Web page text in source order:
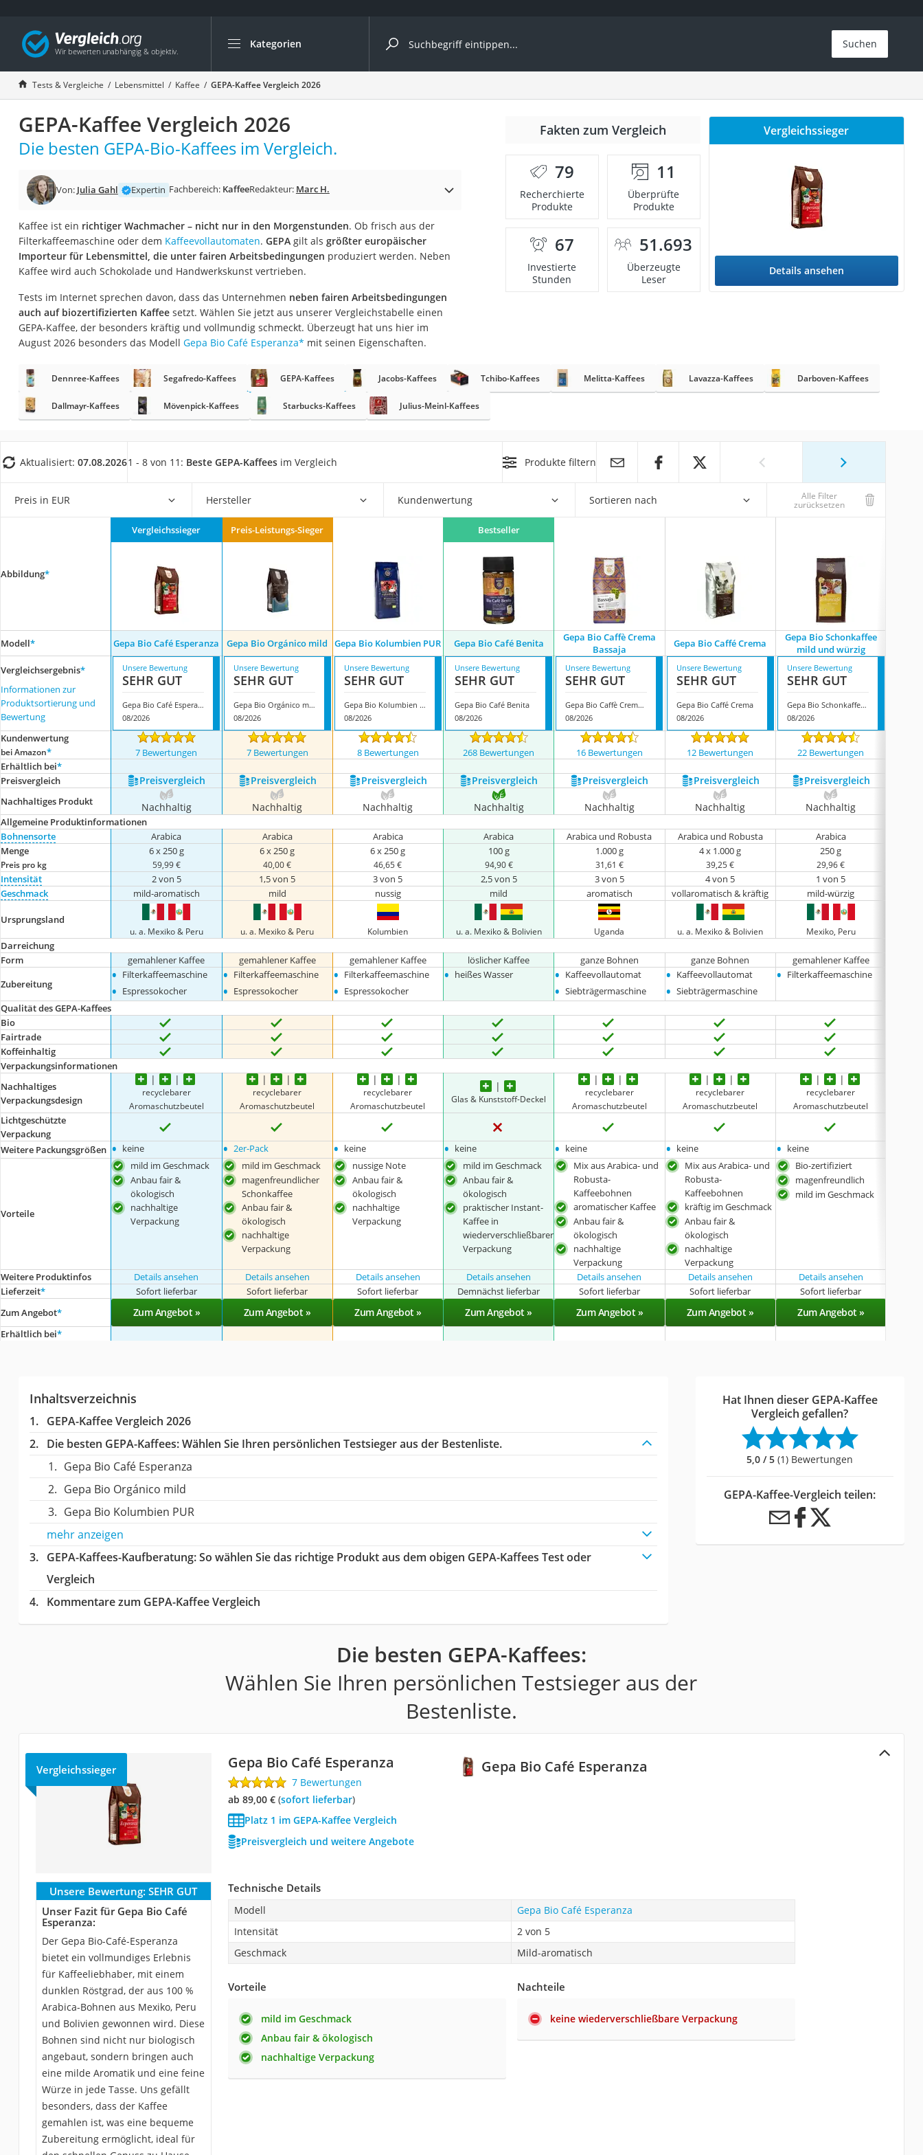
Kategorien
Die beliebtesten Vergleiche nach Kategorie
Lebensmittel
Schwarzkümmelöl
Knäckebrot
Schwarzkümmelöl-Kapseln
Eiklar
Balsamico-Essig
Schwarzkümmelöl bio
Sardinen
Honig
Gemüsebrühe
Eiskaffee-Pulver
Grapefruitkernextrakt
Matcha-Set
Erythrit
Müsli ohne Zuckerzusatz
Service
Suchen
Tests & Vergleiche Lebensmittel Kaffee GEPA-Kaffee Vergleich 2026
GEPA-Kaffee Vergleich 2026
Die besten GEPA-Bio-Kaffees im Vergleich.
Von: Julia Gahl Expertin Fachbereich: KaffeeRedakteur: Marc H.
Kaffee ist ein richtiger Wachmacher – nicht nur in den Morgenstunden. Ob frisch aus der
Filterkaffeemaschine oder dem Kaffeevollautomaten. GEPAgilt als größter europäischer
Importeur für Lebensmittel, die unter fairen Arbeitsbedingungen produziert werden. Neben
Kaffee wird auch Schokolade und Handwerkskunst vertrieben.
Tests im Internet sprechen davon, dass das Unternehmen neben fairen Arbeitsbedingungen
auch auf biozertifizierten Kaffeesetzt. Wählen Sie jetzt aus unserer Vergleichstabelle einen
GEPA-Kaffee, der besonders kräftig und vollmundig schmeckt. Überzeugt hat uns hier im
August 2026 besonders das Modell Gepa Bio Café Esperanza* mit seinen Eigenschaften.
Fakten zum Vergleich
79
Recherchierte
Produkte
11
Überprüfte
Produkte
67
Investierte
Stunden
51.693
Überzeugte
Leser
Vergleichssieger
Details ansehen
Dennree-Kaffees Segafredo-Kaffees GEPA-Kaffees Jacobs-Kaffees Tchibo-Kaffees Melitta-Kaffees Lavazza-Kaffees Darboven-Kaffees
Dallmayr-Kaffees Mövenpick-Kaffees Starbucks-Kaffees Julius-Meinl-Kaffees
Aktualisiert: 07.08.20261 - 8 von 11: Beste GEPA-Kaffees im Vergleich Produkte filtern
Preis in EUR Hersteller Kundenwertung Sortieren nach Alle Filter
zurücksetzen
Abbildung*
Vergleichssieger Preis-Leistungs-Sieger Bestseller
Modell* Gepa Bio Café Esperanza Gepa Bio Orgánico mild Gepa Bio Kolumbien PUR Gepa Bio Café Benita
Gepa Bio Caffè Crema
Bassaja
Gepa Bio Caffé Crema
Gepa Bio Schonkaffee
mild und würzig
Vergleichsergebnis*
Informationen zur
Produktsortierung und
Bewertung
Unsere Bewertung
SEHR GUT
Gepa Bio Café Esperanza
08/2026
Unsere Bewertung
SEHR GUT
Gepa Bio Orgánico mild
08/2026
Unsere Bewertung
SEHR GUT
Gepa Bio Kolumbien PUR
08/2026
Unsere Bewertung
SEHR GUT
Gepa Bio Café Benita
08/2026
Unsere Bewertung
SEHR GUT
Gepa Bio Caffè Crema Bassaja
08/2026
Unsere Bewertung
SEHR GUT
Gepa Bio Caffé Crema
08/2026
Unsere Bewertung
SEHR GUT
Gepa Bio Schonkaffee mild und würzig
08/2026
Kundenwertung
bei Amazon* 7 Bewertungen 7 Bewertungen 8 Bewertungen 268 Bewertungen 16 Bewertungen 12 Bewertungen 22 Bewertungen
Erhältlich bei*
Preis­vergleich
Preis­vergleich Preis­vergleich Preis­vergleich Preis­vergleich Preis­vergleich Preis­vergleich Preis­vergleich
Nachhaltiges Produkt Nachhaltig Nachhaltig Nachhaltig Nachhaltig Nachhaltig Nachhaltig Nachhaltig
Allgemeine Produktinformationen
Bohnensorte
Arabica Arabica Arabica Arabica Arabica und Robusta Arabica und Robusta Arabica
Menge
Preis pro kg
6 x 250 g
59,99 €
6 x 250 g
40,00 €
6 x 250 g
46,65 €
100 g
94,90 €
1.000 g
31,61 €
4 x 1.000 g
39,25 €
250 g
29,96 €
Intensität 2 von 5 1,5 von 5 3 von 5 2,5 von 5 3 von 5 4 von 5
1 von 5
Geschmack
mild-aromatisch mild nussig mild aromatisch vollaromatisch & kräftig mild-würzig
Ursprungsland
u. a. Mexiko & Peru u. a. Mexiko & Peru Kolumbien u. a. Mexiko & Bolivien Uganda u. a. Mexiko & Bolivien Mexiko, Peru
Darreichung
Form
gemahlener Kaffee gemahlener Kaffee gemahlener Kaffee löslicher Kaffee ganze Bohnen ganze Bohnen gemahlener Kaffee
Zubereitung
• Filterkaffeemaschine
• Espressokocher
• Filterkaffeemaschine
• Espressokocher
• Filterkaffeemaschine
• Espressokocher
• heißes Wasser • Kaffeevollautomat
• Siebträgermaschine
• Kaffeevollautomat
• Siebträgermaschine
• Filterkaffeemaschine
Qualität des GEPA-Kaffees
Bio
Fairtrade
Koffeinhaltig
Verpackungsinformationen
Nachhaltiges
Verpackungsdesign
recyclebarer
Aromaschutzbeutel
recyclebarer
Aromaschutzbeutel
recyclebarer
Aromaschutzbeutel
Glas & Kunststoff-Deckel
recyclebarer
Aromaschutzbeutel
recyclebarer
Aromaschutzbeutel
recyclebarer
Aromaschutzbeutel
Lichtgeschützte
Verpackung
Weitere Packungsgrößen • keine • 2er-Pack • keine • keine • keine • keine • keine
Vorteile
mild im Geschmack
Anbau fair &
ökologisch
nachhaltige
Verpackung
mild im Geschmack
magenfreundlicher
Schonkaffee
Anbau fair &
ökologisch
nachhaltige
Verpackung
nussige Note
Anbau fair &
ökologisch
nachhaltige
Verpackung
mild im Geschmack
Anbau fair &
ökologisch
praktischer Instant-
Kaffee in
wiederverschließbarer
Verpackung
Mix aus Arabica- und
Robusta-
Kaffeebohnen
aromatischer Kaffee
Anbau fair &
ökologisch
nachhaltige
Verpackung
Mix aus Arabica- und
Robusta-
Kaffeebohnen
kräftig im Geschmack
Anbau fair &
ökologisch
nachhaltige
Verpackung
Bio-zertifiziert
magenfreundlich
mild im Geschmack
Weitere Produktinfos
Details ansehen Details ansehen Details ansehen Details ansehen Details ansehen Details ansehen
Details ansehen
Lieferzeit* Sofort lieferbar Sofort lieferbar Sofort lieferbar Demnächst lieferbar Sofort lieferbar Sofort lieferbar Sofort lieferbar
Zum Angebot* Zum Angebot » Zum Angebot » Zum Angebot » Zum Angebot » Zum Angebot » Zum Angebot » Zum Angebot »
Erhältlich bei*
Inhaltsverzeichnis
GEPA-Kaffee Vergleich 2026
Die besten GEPA-Kaffees:Wählen Sie Ihren persönlichen Testsieger aus der Bestenliste.
Gepa Bio Café Esperanza
Gepa Bio Orgánico mild
Gepa Bio Kolumbien PUR
mehr anzeigen
GEPA-Kaffees-Kaufberatung: So wählen Sie das richtige Produkt aus dem obigen GEPA-Kaffees Test oder
Vergleich
Kommentare zum GEPA-Kaffee Vergleich
Hat Ihnen dieser GEPA-Kaffee
Vergleich gefallen?
5,0 / 5 (1) Bewertungen
GEPA-Kaffee-Vergleich teilen:
Die besten GEPA-Kaffees:
Wählen Sie Ihren persönlichen Testsieger aus der
Bestenliste.
Gepa Bio Café Esperanza
Vergleichssieger Gepa Bio Café Esperanza
7 Bewertungen
ab 89,00 €( Sofort lieferbar)
Platz 1 im GEPA-Kaffee Vergleich
Preisvergleich und weitere Angebote
Unsere Bewertung: SEHR GUT
Unser Fazit für Gepa Bio Café
Esperanza:
Der Gepa Bio-Café-Esperanza
bietet ein vollmundiges Erlebnis
für Kaffeeliebhaber, mit einem
dunklen Röstgrad, der aus 100 %
Arabica-Bohnen aus Mexiko, Peru
und Bolivien gewonnen wird. Diese
Bohnen sind nicht nur biologisch
angebaut, sondern bringen auch
eine milde Aromatik und eine feine
Würze in jede Tasse. Uns gefällt
besonders, dass der Kaffee
gemahlen ist, was eine bequeme
Zubereitung ermöglicht, ideal für
Technische Details
Modell
Gepa Bio Café Esperanza
Intensität
2 von 5
Geschmack
Mild-aromatisch
Vorteile
mild im Geschmack
Anbau fair & ökologisch
nachhaltige Verpackung
Nachteile
keine wiederverschließbare Verpackung